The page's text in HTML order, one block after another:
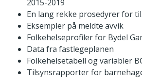
2015-2019
En lang rekke prosedyrer for
Eksempler på meldte avvik
Folkehelseprofiler for Bydel
Data fra fastlegeplanen
Folkehelsetabell og variabler
Tilsynsrapporter for